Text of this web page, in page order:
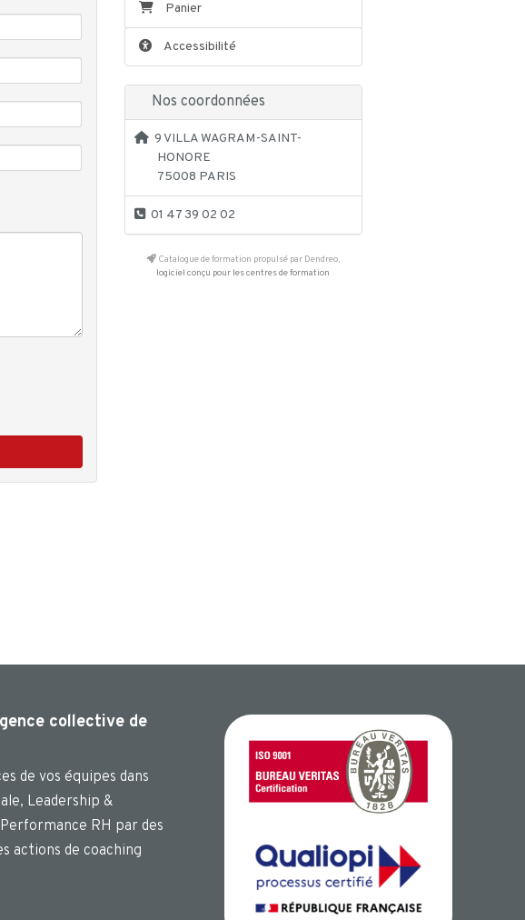
Panier
Accessibilité
Nos coordonnées
9 VILLA WAGRAM-SAINT-
HONORE
75008 PARIS
01 47 39 02 02
Catalogue de formation propulsé par Dendreo,
logiciel conçu pour les centres de formation
collective de
de vos équipes dans
Leadership &
RH par des
actions de coaching